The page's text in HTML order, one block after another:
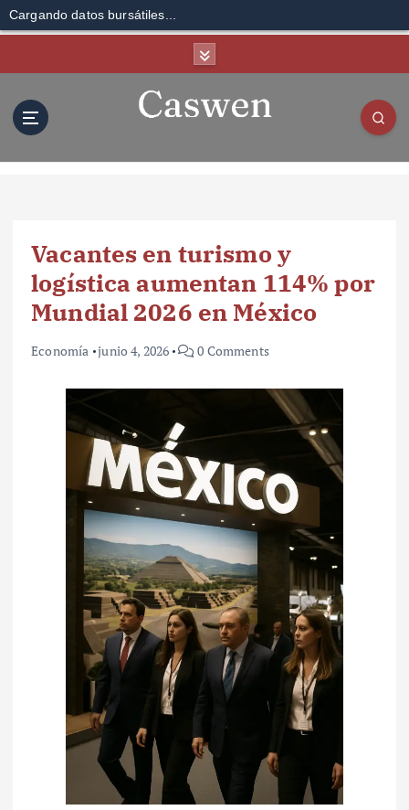
Cargando datos bursátiles...
Vacantes en turismo y
logística aumentan 114% por
Mundial 2026 en México
Economía junio 4, 2026 0 Comments